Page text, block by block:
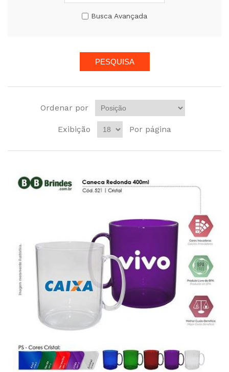
Busca Avançada
Ordenar por
Exibição Por página